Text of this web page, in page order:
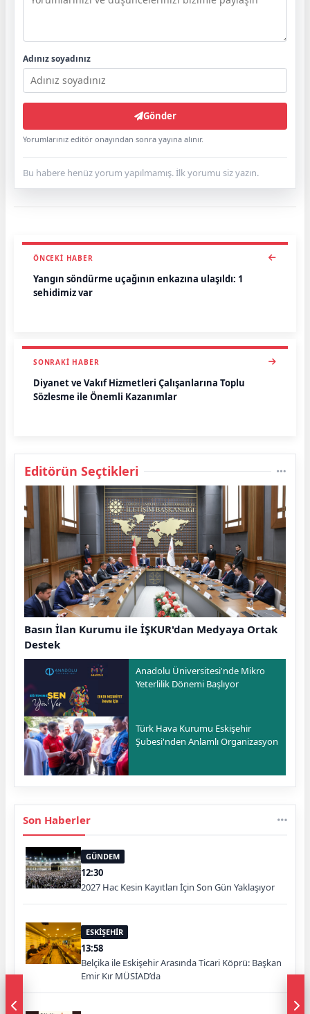
Adınız soyadınız
Gönder
Yorumlarınız editör onayından sonra yayına alınır.
Bu habere henüz yorum yapılmamış. İlk yorumu siz yazın.
ÖNCEKI HABER
Yangın söndürme uçağının enkazına ulaşıldı: 1
şehidimiz var
SONRAKI HABER
Diyanet ve Vakıf Hizmetleri Çalışanlarına Toplu
Sözleşme ile Önemli Kazanımlar
Editörün Seçtikleri
Basın İlan Kurumu ile İŞKUR'dan Medyaya Ortak
Destek
Anadolu Üniversitesi'nde Mikro
Yeterlilik Dönemi Başlıyor
Türk Hava Kurumu Eskişehir
Şubesi'nden Anlamlı Organizasyon
Son Haberler
GÜNDEM
12:30
2027 Hac Kesin Kayıtları İçin Son Gün Yaklaşıyor
ESKİŞEHİR
13:58
Belçika ile Eskişehir Arasında Ticari Köprü: Başkan
Emir Kır MÜSİAD’da